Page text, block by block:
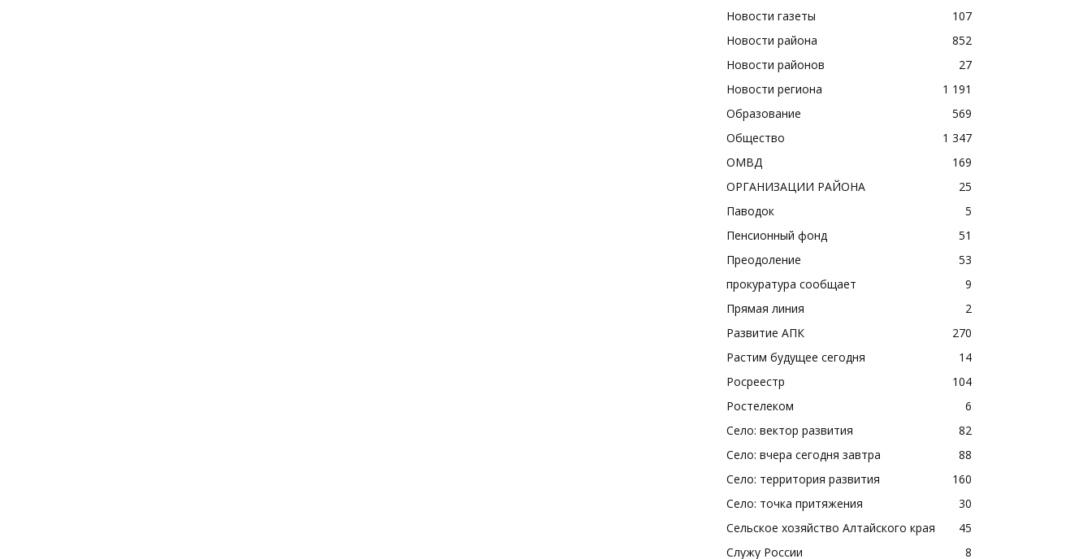
Новости газеты
107
Новости района
852
Новости районов
27
Новости региона
1 191
Образование
569
Общество
1 347
ОМВД
169
ОРГАНИЗАЦИИ РАЙОНА
25
Паводок
5
Пенсионный фонд
51
Преодоление
53
прокуратура сообщает
9
Прямая линия
2
Развитие АПК
270
Растим будущее сегодня
14
Росреестр
104
Ростелеком
6
Село: вектор развития
82
Село: вчера сегодня завтра
88
Село: территория развития
160
Село: точка притяжения
30
Сельское хозяйство Алтайского края
45
Служу России
8